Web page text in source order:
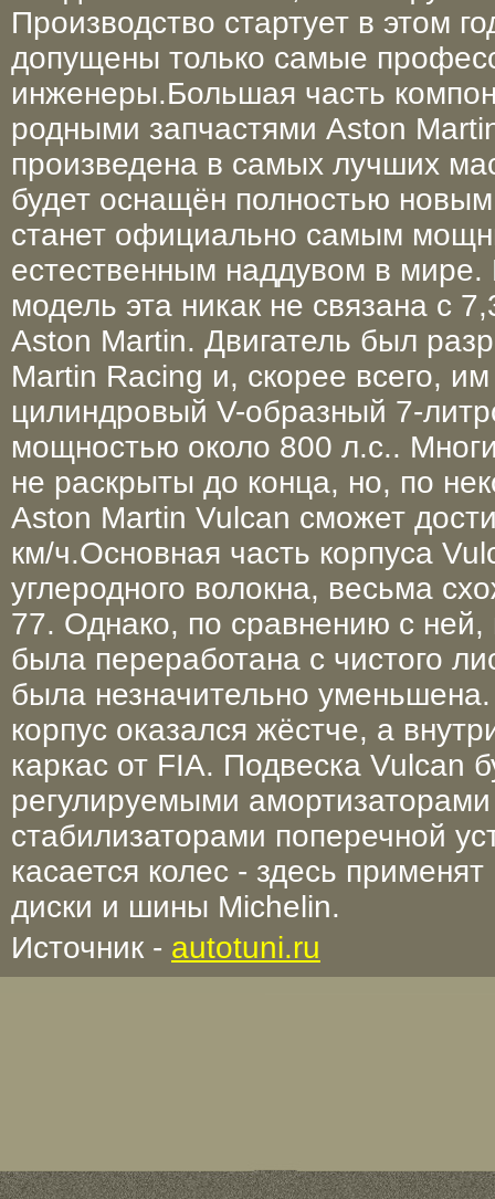
Производство стартует в этом
допущены только самые
инженеры.Большая часть
родными запчастями Aston
произведена в самых лучших
будет оснащён полностью
станет официально самым
естественным наддувом в мире.
модель эта никак не связана с
Aston Martin. Двигатель был
Martin Racing и, скорее всего,
цилиндровый V-образный 7-
мощностью около 800 л.с..
не раскрыты до конца, но, по
Aston Martin Vulcan сможет
км/ч.Основная часть корпуса
углеродного волокна, весьма
77. Однако, по сравнению с ней,
была переработана с чистого
была незначительно
корпус оказался жёстче, а
каркас от FIA. Подвеска Vulcan
регулируемыми
стабилизаторами поперечной
касается колес - здесь
диски и шины Michelin.
Источник - autotuni.ru